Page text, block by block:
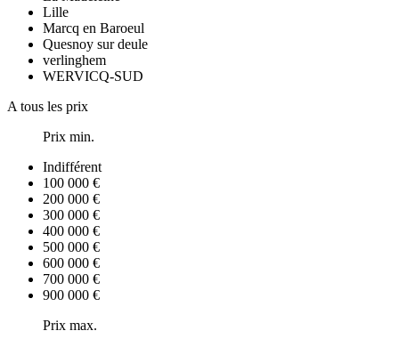
Lille
Marcq en Baroeul
Quesnoy sur deule
verlinghem
WERVICQ-SUD
A tous les prix
Prix min.
Indifférent
100 000 €
200 000 €
300 000 €
400 000 €
500 000 €
600 000 €
700 000 €
900 000 €
Prix max.